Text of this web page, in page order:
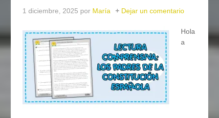
1 diciembre, 2025 por María Dejar un comentario
Hola
a